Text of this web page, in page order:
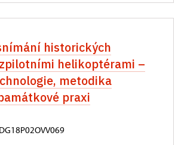
historických
helikoptérami –
metodika
praxi
DG18P02OVV069